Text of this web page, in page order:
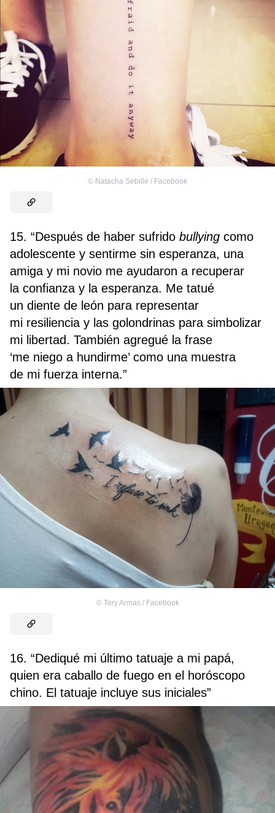
© Natacha Sebille / Facebook
15. “Después de haber sufrido bullying como
adolescente y sentirme sin esperanza, una
amiga y mi novio me ayudaron a recuperar
la confianza y la esperanza. Me tatué
un diente de león para representar
mi resiliencia y las golondrinas para simbolizar
mi libertad. También agregué la frase
‘me niego a hundirme’ como una muestra
de mi fuerza interna.”
© Tory Armas / Facebook
16. “Dediqué mi último tatuaje a mi papá,
quien era caballo de fuego en el horóscopo
chino. El tatuaje incluye sus iniciales”